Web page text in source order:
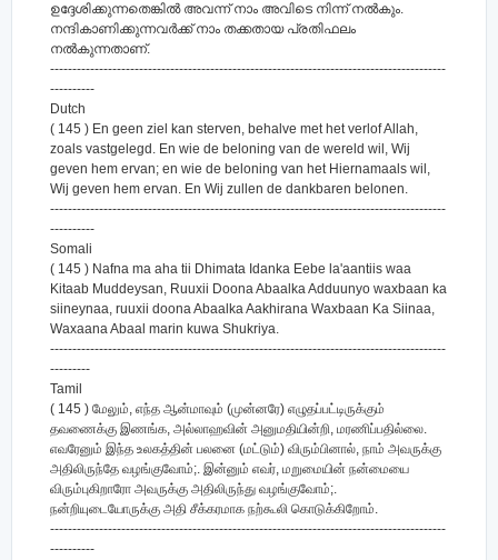
ഉദ്ദേശിക്കുന്നതെങ്കില്‍ അവന്ന് നാം അവിടെ നിന്ന് നല്‍കും.
നന്ദികാണിക്കുന്നവര്‍ക്ക് നാം തക്കതായ പ്രതിഫലം
നല്‍കുന്നതാണ്‌.
-----------------------------------------------------------------------------------------
----------
Dutch
( 145 ) En geen ziel kan sterven, behalve met het verlof Allah,
zoals vastgelegd. En wie de beloning van de wereld wil, Wij
geven hem ervan; en wie de beloning van het Hiernamaals wil,
Wij geven hem ervan. En Wij zullen de dankbaren belonen.
-----------------------------------------------------------------------------------------
----------
Somali
( 145 ) Nafna ma aha tii Dhimata Idanka Eebe la'aantiis waa
Kitaab Muddeysan, Ruuxii Doona Abaalka Adduunyo waxbaan ka
siineynaa, ruuxii doona Abaalka Aakhirana Waxbaan Ka Siinaa,
Waxaana Abaal marin kuwa Shukriya.
-----------------------------------------------------------------------------------------
---------
Tamil
( 145 ) மேலும், எந்த ஆன்மாவும் (முன்னரே) எழுதப்பட்டிருக்கும்
தவணைக்கு இணங்க, அல்லாஹவின் அனுமதியின்றி, மரணிப்பதில்லை.
எவரேனும் இந்த உலகத்தின் பலனை (மட்டும்) விரும்பினால், நாம் அவருக்கு
அதிலிருந்தே வழங்குவோம்;. இன்னும் எவர், மறுமையின் நன்மையை
விரும்புகிறாரோ அவருக்கு அதிலிருந்து வழங்குவோம்;.
நன்றியுடையோருக்கு அதி சீக்கரமாக நற்கூலி கொடுக்கிறோம்.
-----------------------------------------------------------------------------------------
----------